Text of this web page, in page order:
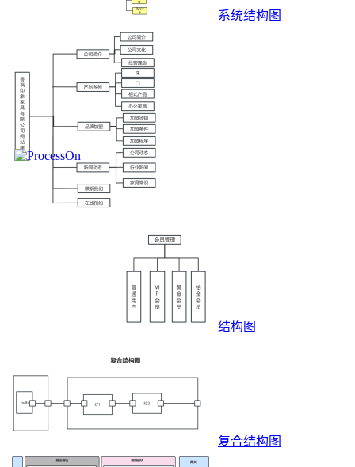
系统结构图
结构图
复合结构图